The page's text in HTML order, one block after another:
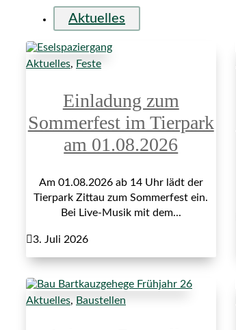
Aktuelles
Aktuelles, Feste
Einladung zum
Sommerfest im Tierpark
am 01.08.2026
Am 01.08.2026 ab 14 Uhr lädt der
Tierpark Zittau zum Sommerfest ein.
Bei Live-Musik mit dem...
3. Juli 2026
Aktuelles, Baustellen